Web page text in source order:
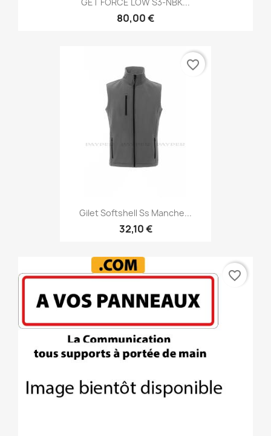
80,00 €
Gilet Softshell Ss Manche...
32,10 €
favorite_border
favorite_border